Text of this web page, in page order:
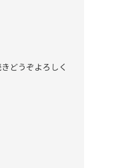
どうぞよろしく